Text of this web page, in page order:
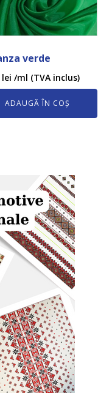
verde
lei /ml (TVA inclus)
ADAUGĂ ÎN COȘ